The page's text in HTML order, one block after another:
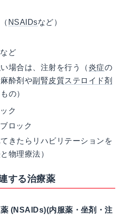
NSAIDsなど）
ど
場合は、注射を行う（炎症の
酔剤や副腎皮質ステロイド剤
の）
ク
ロック
きたらリハビリテーションを
物理療法）
する治療薬
(NSAIDs)(内服薬・坐剤・注